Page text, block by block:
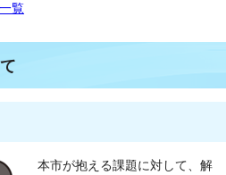
覧
本市が抱える課題に対して、解